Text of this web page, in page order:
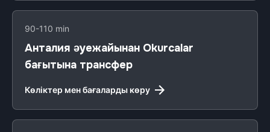
90-110 min
Анталия әуежайынан Okurcalar
бағытына трансфер
Көліктер мен бағаларды көру